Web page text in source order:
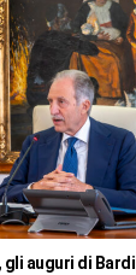
auguri di Bardi